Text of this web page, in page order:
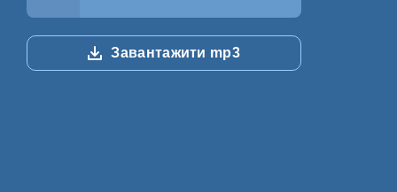
Завантажити mp3